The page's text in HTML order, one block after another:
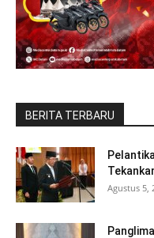
BERITA TERBARU
Agustus 5,